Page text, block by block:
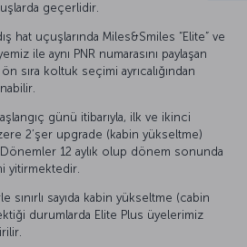
geçerlidir.
hat uçuşlarında Miles&Smiles “Elite” ve
ile aynı PNR numarasını paylaşan
sıra koltuk seçimi ayrıcalığından
günü itibarıyla, ilk ve ikinci
2’şer upgrade (kabin yükseltme)
Dönemler 12 aylık olup dönem sonunda
yitirmektedir.
sınırlı sayıda kabin yükseltme (cabin
durumlarda Elite Plus üyelerimiz